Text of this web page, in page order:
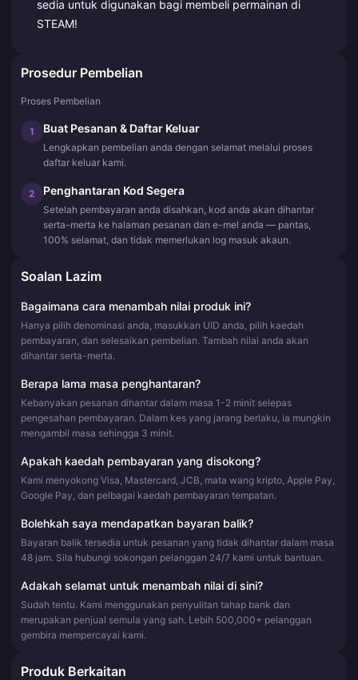
sedia untuk digunakan bagi membeli permainan di
STEAM!
Prosedur Pembelian
Proses Pembelian
1 Buat Pesanan & Daftar Keluar
Lengkapkan pembelian anda dengan selamat melalui proses
daftar keluar kami.
2 Penghantaran Kod Segera
Setelah pembayaran anda disahkan, kod anda akan dihantar
serta-merta ke halaman pesanan dan e-mel anda — pantas,
100% selamat, dan tidak memerlukan log masuk akaun.
Soalan Lazim
Bagaimana cara menambah nilai produk ini?
Hanya pilih denominasi anda, masukkan UID anda, pilih kaedah
pembayaran, dan selesaikan pembelian. Tambah nilai anda akan
dihantar serta-merta.
Berapa lama masa penghantaran?
Kebanyakan pesanan dihantar dalam masa 1-2 minit selepas
pengesahan pembayaran. Dalam kes yang jarang berlaku, ia mungkin
mengambil masa sehingga 3 minit.
Apakah kaedah pembayaran yang disokong?
Kami menyokong Visa, Mastercard, JCB, mata wang kripto, Apple Pay,
Google Pay, dan pelbagai kaedah pembayaran tempatan.
Bolehkah saya mendapatkan bayaran balik?
Bayaran balik tersedia untuk pesanan yang tidak dihantar dalam masa
48 jam. Sila hubungi sokongan pelanggan 24/7 kami untuk bantuan.
Adakah selamat untuk menambah nilai di sini?
Sudah tentu. Kami menggunakan penyulitan tahap bank dan
merupakan penjual semula yang sah. Lebih 500,000+ pelanggan
gembira mempercayai kami.
Produk Berkaitan